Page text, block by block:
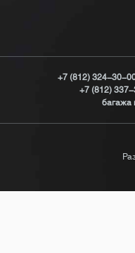
+7 (812) 324-30-
+7 (812)
багажа